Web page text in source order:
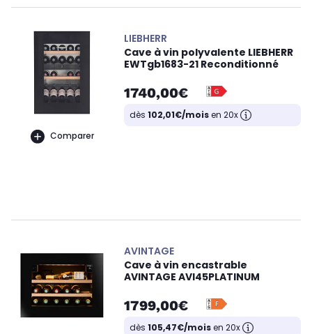
Comparer
LIEBHERR
Cave à vin polyvalente LIEBHERR
EWTgb1683-21 Reconditionné
1740,00€
dès 102,01€/moisen 20x
AVINTAGE
Cave à vin encastrable
AVINTAGE AVI45PLATINUM
1799,00€
dès 105,47€/moisen 20x